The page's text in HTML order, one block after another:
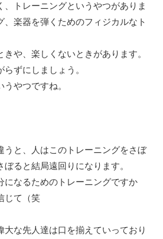
、トレーニングというやつがありま
、楽器を弾くためのフィジカルなト
きや、楽しくないときがあります。
ずにしましょう。
やつですね。
うと、人はこのトレーニングをさぼ
ると結局遠回りになります。
になるためのトレーニングですか
じて（笑
大な先人達は口を揃えていっており